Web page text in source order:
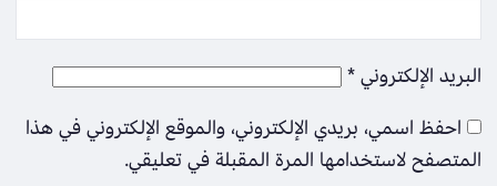
البريد الإلكتروني*
احفظ اسمي، بريدي الإلكتروني، والموقع الإلكتروني في هذا
المتصفح لاستخدامها المرة المقبلة في تعليقي.